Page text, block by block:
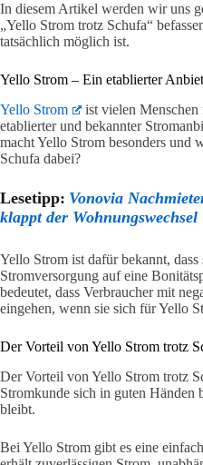
In diesem Artikel werden wir uns
„Yello Strom trotz Schufa“
tatsächlich möglich ist.
Yello Strom – Ein etablierter
Yello Strom
ist vielen Menschen
etablierter und bekannter
macht Yello Strom besonders und
Schufa dabei?
Lesetipp: Vonovia
klappt der Wohnungswechsel
Yello Strom ist dafür bekannt,
Stromversorgung auf eine
bedeutet, dass Verbraucher mit
eingehen, wenn sie sich für Yello
Der Vorteil von Yello Strom trotz
Der Vorteil von Yello Strom trotz
Stromkunde sich in guten Händen
bleibt.
Bei Yello Strom gibt es eine